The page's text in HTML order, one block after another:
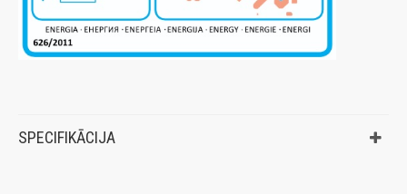
SPECIFIKĀCIJA